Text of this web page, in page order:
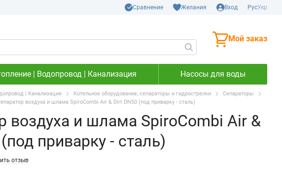
Сравнение Желания Вход РусУкр
Мой заказ
| Водопровод | Канализация Насосы для воды
| Канализация Котельное оборудование, сепараторы и гидрострелки
Сепараторы
воздуха и шлама SpiroCombi Air & Dirt DN50 (под приварку - сталь)
воздуха и шлама SpiroCombi Air &
приварку - сталь)
отзыв